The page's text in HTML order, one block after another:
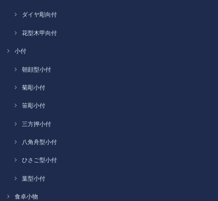
ダイヤ彫向付
花型木甲向付
小付
朝顔型小付
菊彫小付
笹彫小付
三方押小付
八角舟型小付
ひさご型小付
葉型小付
食卓小物